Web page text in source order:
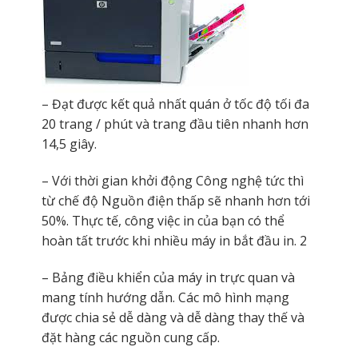
– Đạt được kết quả nhất quán ở tốc độ tối đa
20 trang / phút và trang đầu tiên nhanh hơn
14,5 giây.
– Với thời gian khởi động Công nghệ tức thì
từ chế độ Nguồn điện thấp sẽ nhanh hơn tới
50%. Thực tế, công việc in của bạn có thể
hoàn tất trước khi nhiều máy in bắt đầu in. 2
– Bảng điều khiển của máy in trực quan và
mang tính hướng dẫn. Các mô hình mạng
được chia sẻ dễ dàng và dễ dàng thay thế và
đặt hàng các nguồn cung cấp.